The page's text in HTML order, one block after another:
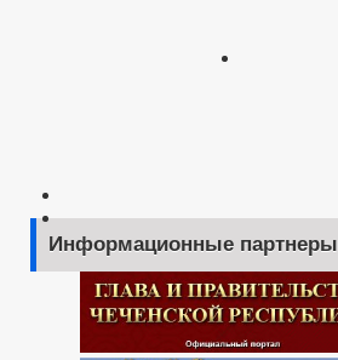
Информационные партнеры